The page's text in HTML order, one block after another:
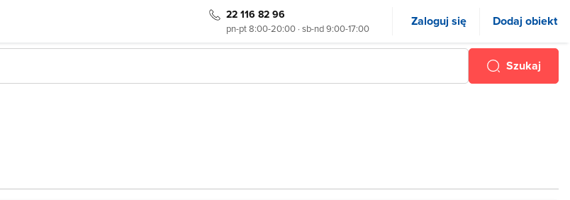
22 116 82 96
pn-pt 8:00-20:00 · sb-nd 9:00-17:00 Zaloguj się Dodaj obiekt
Szukaj